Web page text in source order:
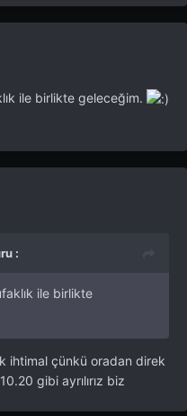
ile birlikte geleceğim.
:
ile birlikte
ihtimal çünkü oradan direk
gibi ayrılırız biz